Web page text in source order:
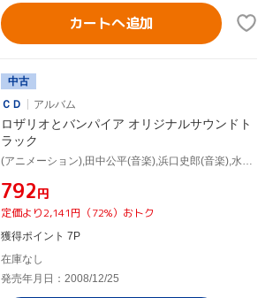
カートへ追加
中古
ＣＤ
アルバム
ロザリオとバンパイア オリジナルサウンドト
ラック
¥792円
定価より2,141円（72%）おトク
獲得ポイント 7P
在庫なし
発売年月日：2008/12/25